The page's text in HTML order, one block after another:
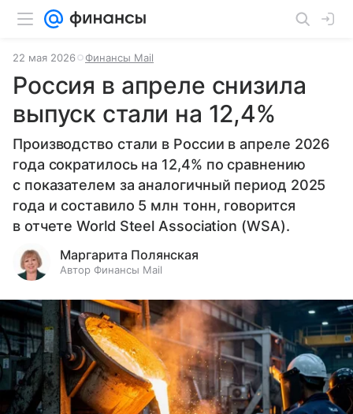
22 мая 2026 Финансы Mail
Россия в апреле снизила
выпуск стали на 12,4%
Производство стали в России в апреле 2026
года сократилось на 12,4% по сравнению
с показателем за аналогичный период 2025
года и составило 5 млн тонн, говорится
в отчете World Steel Association (WSA).
Маргарита Полянская
Автор Финансы Mail